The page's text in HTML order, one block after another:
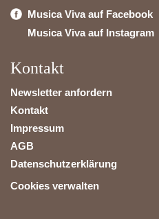
Musica Viva auf Facebook
Musica Viva auf Instagram
Kontakt
Newsletter anfordern
Kontakt
Impressum
AGB
Datenschutzerklärung
Cookies verwalten